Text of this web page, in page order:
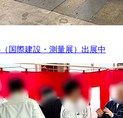
（国際建設・測量展）出展中